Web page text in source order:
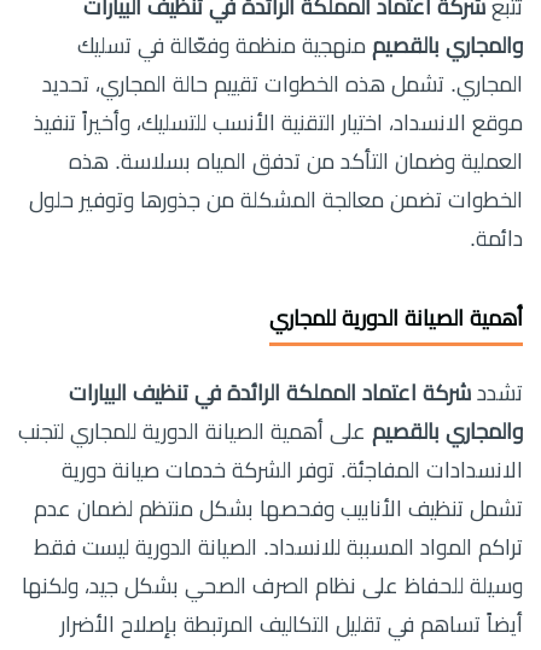
تتبع شركة اعتماد المملكة الرائدة في تنظيف البيارات
والمجاري بالقصيم منهجية منظمة وفعّالة في تسليك
المجاري. تشمل هذه الخطوات تقييم حالة المجاري، تحديد
موقع الانسداد، اختيار التقنية الأنسب للتسليك، وأخيراً تنفيذ
العملية وضمان التأكد من تدفق المياه بسلاسة. هذه
الخطوات تضمن معالجة المشكلة من جذورها وتوفير حلول
دائمة.
أهمية الصيانة الدورية للمجاري
تشدد شركة اعتماد المملكة الرائدة في تنظيف البيارات
والمجاري بالقصيم على أهمية الصيانة الدورية للمجاري لتجنب
الانسدادات المفاجئة. توفر الشركة خدمات صيانة دورية
تشمل تنظيف الأنابيب وفحصها بشكل منتظم لضمان عدم
تراكم المواد المسببة للانسداد. الصيانة الدورية ليست فقط
وسيلة للحفاظ على نظام الصرف الصحي بشكل جيد، ولكنها
أيضاً تساهم في تقليل التكاليف المرتبطة بإصلاح الأضرار